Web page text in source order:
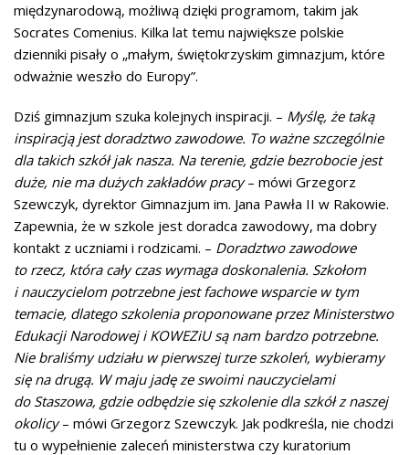
międzynarodową, możliwą dzięki programom, takim jak
Socrates Comenius. Kilka lat temu największe polskie
dzienniki pisały o „małym, świętokrzyskim gimnazjum, które
odważnie weszło do Europy”.
Dziś gimnazjum szuka kolejnych inspiracji. – Myślę, że taką
inspiracją jest doradztwo zawodowe. To ważne szczególnie
dla takich szkół jak nasza. Na terenie, gdzie bezrobocie jest
duże, nie ma dużych zakładów pracy– mówi Grzegorz
Szewczyk, dyrektor Gimnazjum im. Jana Pawła II w Rakowie.
Zapewnia, że w szkole jest doradca zawodowy, ma dobry
kontakt z uczniami i rodzicami. – Doradztwo zawodowe
to rzecz, która cały czas wymaga doskonalenia. Szkołom
i nauczycielom potrzebne jest fachowe wsparcie w tym
temacie, dlatego szkolenia proponowane przez Ministerstwo
Edukacji Narodowej i KOWEZiU są nam bardzo potrzebne.
Nie braliśmy udziału w pierwszej turze szkoleń, wybieramy
się na drugą. W maju jadę ze swoimi nauczycielami
do Staszowa, gdzie odbędzie się szkolenie dla szkół z naszej
okolicy– mówi Grzegorz Szewczyk. Jak podkreśla, nie chodzi
tu o wypełnienie zaleceń ministerstwa czy kuratorium